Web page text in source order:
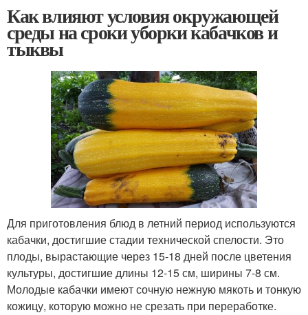
Как влияют условия окружающей
среды на сроки уборки кабачков и
тыквы
Для приготовления блюд в летний период используются
кабачки, достигшие стадии технической спелости. Это
плоды, вырастающие через 15-18 дней после цветения
культуры, достигшие длины 12-15 см, ширины 7-8 см.
Молодые кабачки имеют сочную нежную мякоть и тонкую
кожицу, которую можно не срезать при переработке.